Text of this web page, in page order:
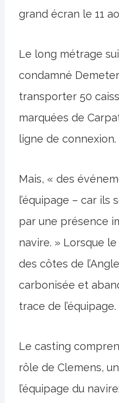
grand écran le 11
Le long métrage
condamné
transporter 50
marquées de
ligne de connexion.
Mais, « des
l’équipage – car
par une présence
navire. » Lorsque
des côtes de
carbonisée et
trace de l’équipage.
Le casting
rôle de Clemens,
l’équipage du